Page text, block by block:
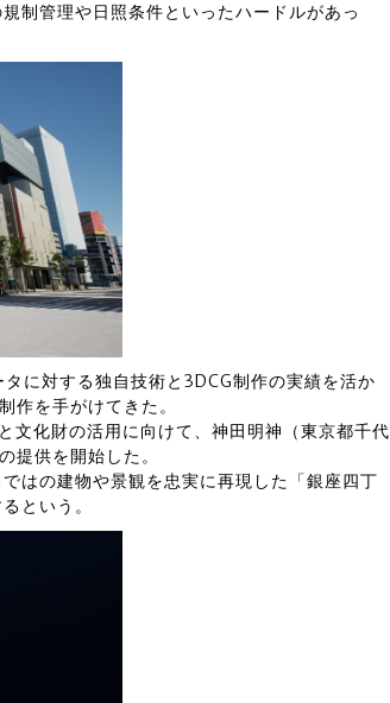
制管理や日照条件といったハードルがあっ
に対する独自技術と3DCG制作の実績を活か
作を手がけてきた。
文化財の活用に向けて、神田明神（東京都千代
提供を開始した。
はの建物や景観を忠実に再現した「銀座四丁
という。